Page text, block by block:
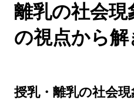
離乳の社会
の視点から
授乳・離乳の社会